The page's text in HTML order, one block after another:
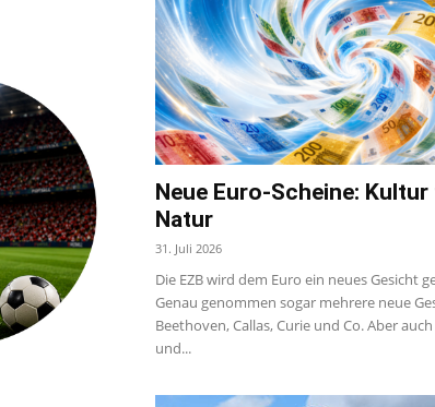
Neue Euro-Scheine:
Natur
31. Juli 2026
Die EZB wird dem Euro ein neues Gesicht
Genau genommen sogar mehrere neue
Beethoven, Callas, Curie und Co. Aber
und...